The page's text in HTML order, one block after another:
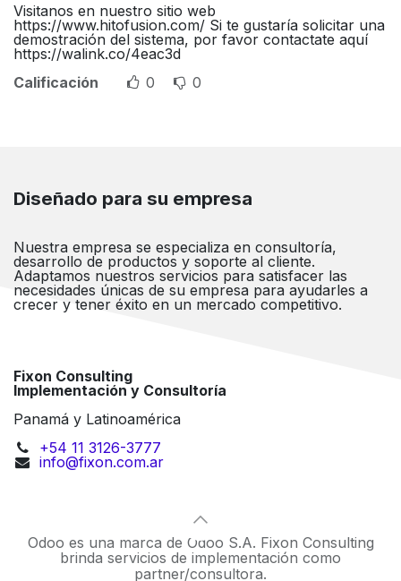
Visitanos en nuestro sitio web
https://www.hitofusion.com/ Si te gustaría solicitar una
demostración del sistema, por favor contactate aquí
https://walink.co/4eac3d
Calificación
0 0
Diseñado para su empresa
Nuestra empresa se especializa en consultoría,
desarrollo de productos y soporte al cliente.
Adaptamos nuestros servicios para satisfacer las
necesidades únicas de su empresa para ayudarles a
crecer y tener éxito en un mercado competitivo.
Fixon Consulting
Implementación y Consultoría
Panamá y Latinoamérica
+54 11 3126-3777
info@fixon.com.ar
Odoo es una marca de Odoo S.A. Fixon Consulting
brinda servicios de implementación como
partner/consultora.